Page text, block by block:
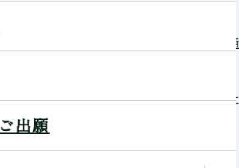
出願
なりました！ 新しくできた「南
っと短縮され、登校がさらにラク